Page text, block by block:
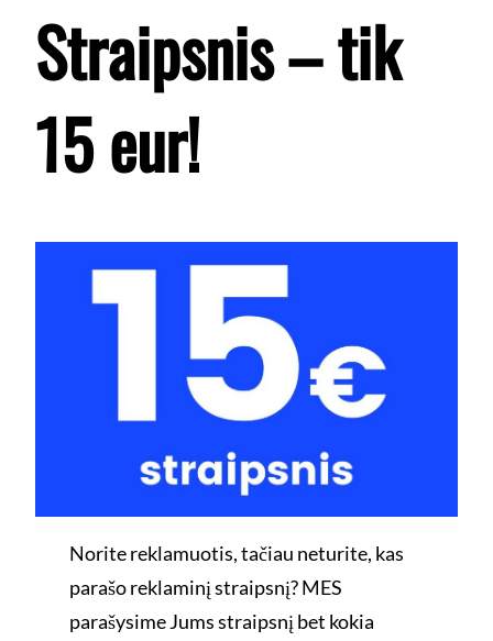
Straipsnis – tik
15 eur!
Norite reklamuotis, tačiau neturite, kas
parašo reklaminį straipsnį? MES
parašysime Jums straipsnį bet kokia